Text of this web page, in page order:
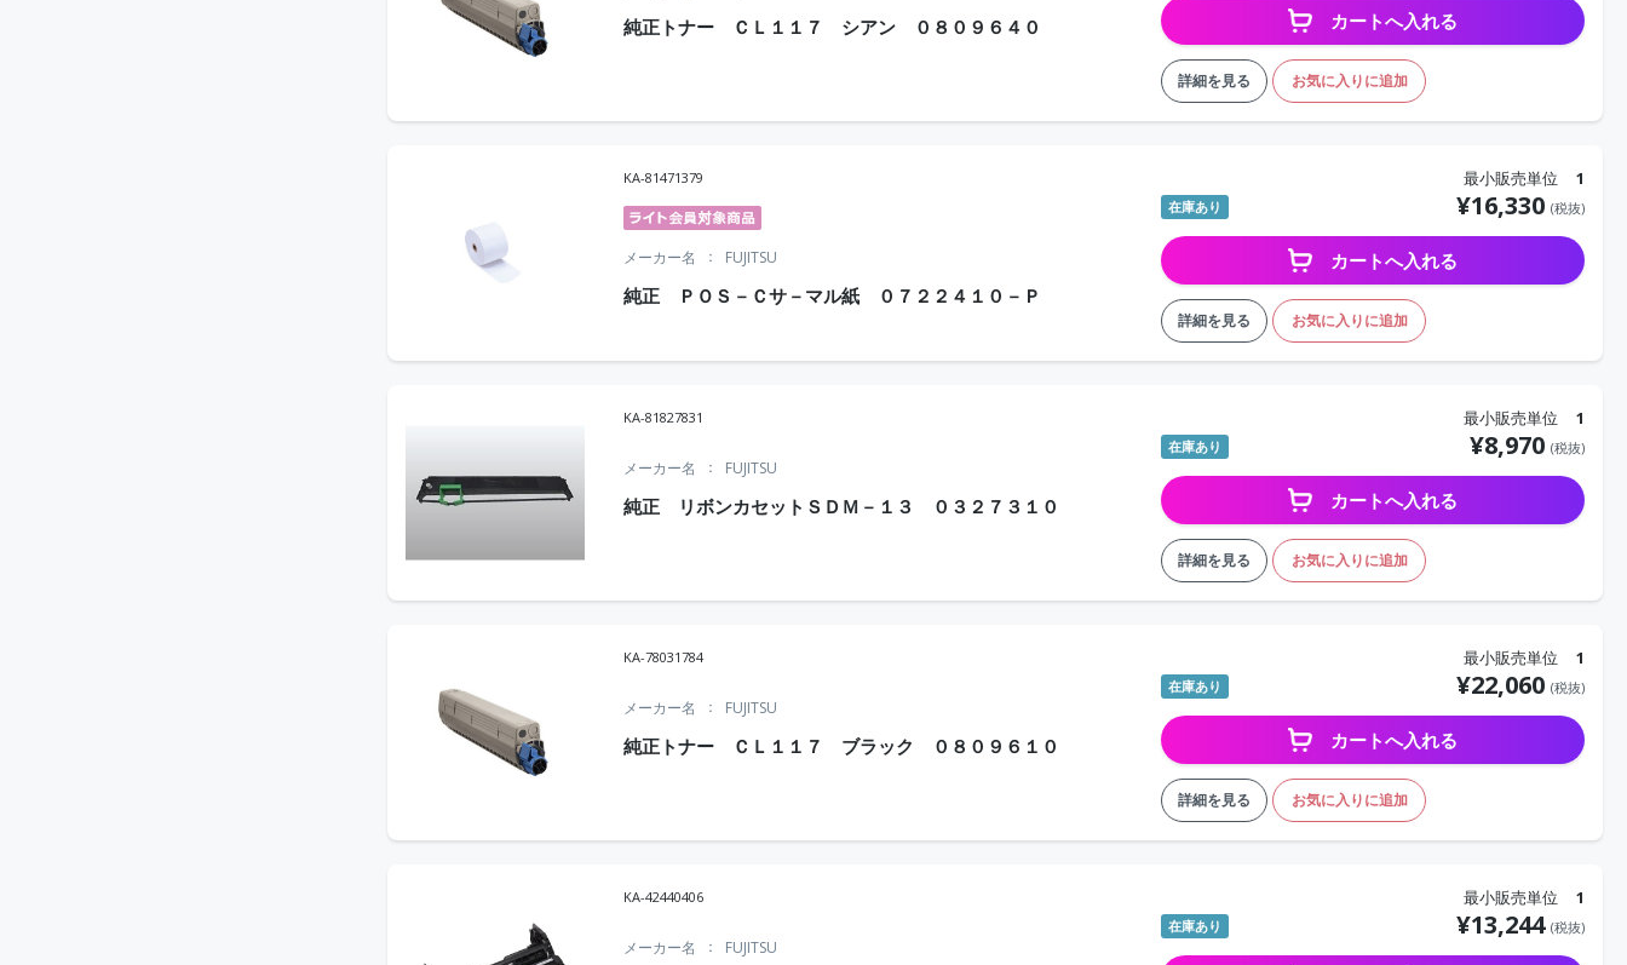
純正トナー ＣＬ１１７ シアン ０８０９６４０ カートへ入れる
詳細を見る お気に入りに追加
KA-81471379
純正 ＰＯＳ－Ｃサ－マル紙 ０７２２４１０－Ｐ
メーカー名 FUJITSU
最小販売単位 1
在庫あり ¥16,330 (税抜)
カートへ入れる
詳細を見る お気に入りに追加
KA-81827831
純正 リボンカセットＳＤＭ－１３ ０３２７３１０
メーカー名 FUJITSU
最小販売単位 1
在庫あり ¥8,970 (税抜)
カートへ入れる
詳細を見る お気に入りに追加
KA-78031784
純正トナー ＣＬ１１７ ブラック ０８０９６１０
メーカー名 FUJITSU
最小販売単位 1
在庫あり ¥22,060 (税抜)
カートへ入れる
詳細を見る お気に入りに追加
KA-42440406
メーカー名 FUJITSU
最小販売単位 1
在庫あり ¥13,244 (税抜)